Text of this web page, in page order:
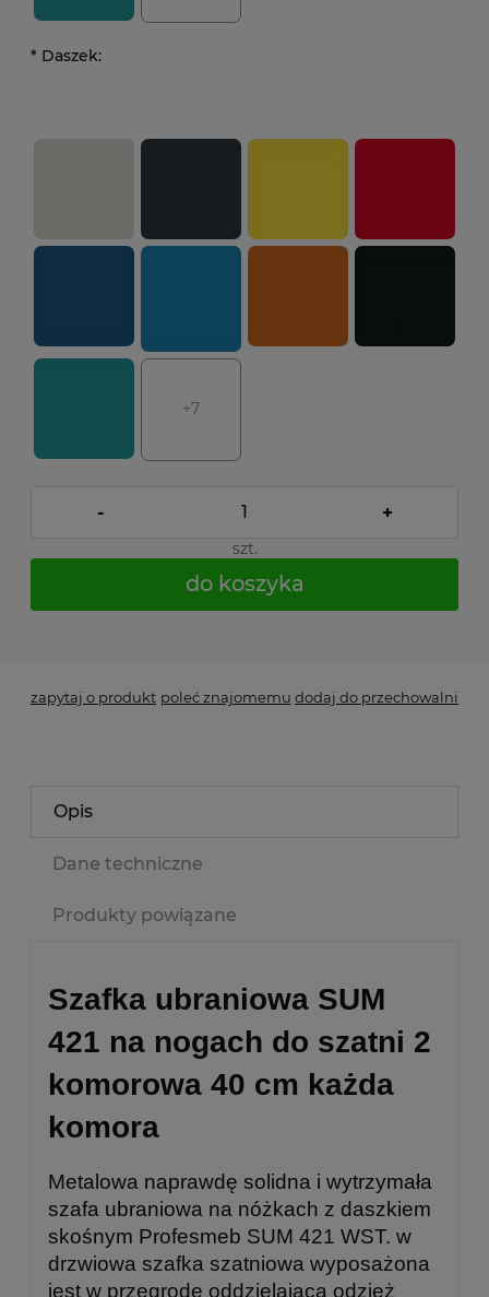
* Daszek:
+7
- +
szt.
do koszyka
zapytaj o produkt poleć znajomemu dodaj do przechowalni
Opis
Dane techniczne
Produkty powiązane
Szafka ubraniowa SUM
421 na nogach do szatni 2
komorowa 40 cm każda
komora
Metalowa naprawdę solidna i wytrzymała
szafa ubraniowa na nóżkach z daszkiem
skośnym Profesmeb SUM 421 WST. w
drzwiowa szafka szatniowa wyposażona
jest w przegrodę oddzielająca odzież